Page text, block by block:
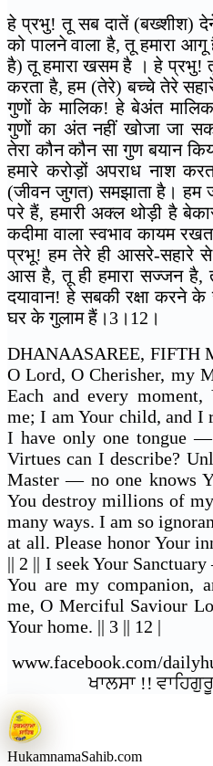
हे प्रभु! तू सब दातें (बख्शीश)
को पालने वाला है, तू हमारा आगू
है) तू हमारा खसम है । हे प्रभु!
करता है, हम (तेरे) बच्चे तेरे
गुणों के मालिक! हे बेअंत
गुणों का अंत नहीं खोजा जा
तेरा कौन कौन सा गुण बयान
हमारे करोड़ों अपराध नाश
(जीवन जुगत) समझाता है। हम
परे हैं, हमारी अक्ल थोड़ी है
कदीमा वाला स्वभाव कायम
प्रभू! हम तेरे ही आसरे-सहारे से
आस है, तू ही हमारा सज्जन है,
दयावान! हे सबकी रक्षा करने के
घर के गुलाम हैं।3।12।
DHANAASAREE, FIFTH
O Lord, O Cherisher, my
Each and every
me; I am Your child, and I
I have only one tongue
Virtues can I describe?
Master — no one knows
You destroy millions of
many ways. I am so
at all. Please honor Your
|| 2 || I seek Your
You are my companion,
me, O Merciful Saviour
Your home. || 3 || 12 |
www.facebook.com/
ਖਾਲਸਾ !!
HukamnamaSahib.com